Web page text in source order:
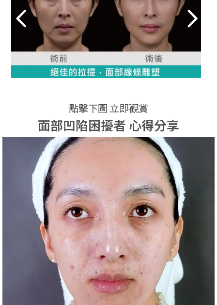
點擊下圖 立即觀賞
面部凹陷困擾者 心得分享